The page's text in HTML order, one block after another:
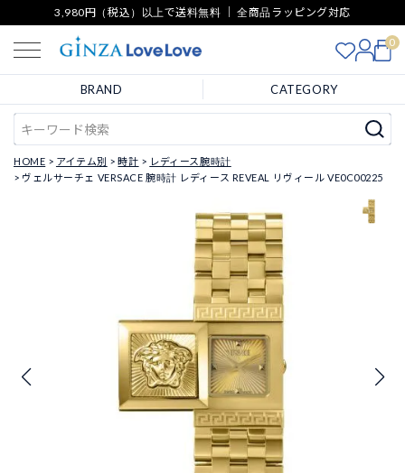
3,980円（税込）以上で送料無料 ｜ 全商品ラッピング対応
0
BRAND CATEGORY
HOME アイテム別 時計
レディース腕時計
ヴェルサーチェ VERSACE 腕時計 レディース REVEAL リヴィール VE0C00225